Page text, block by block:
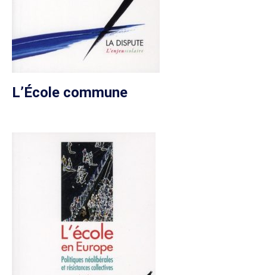
L’École commune